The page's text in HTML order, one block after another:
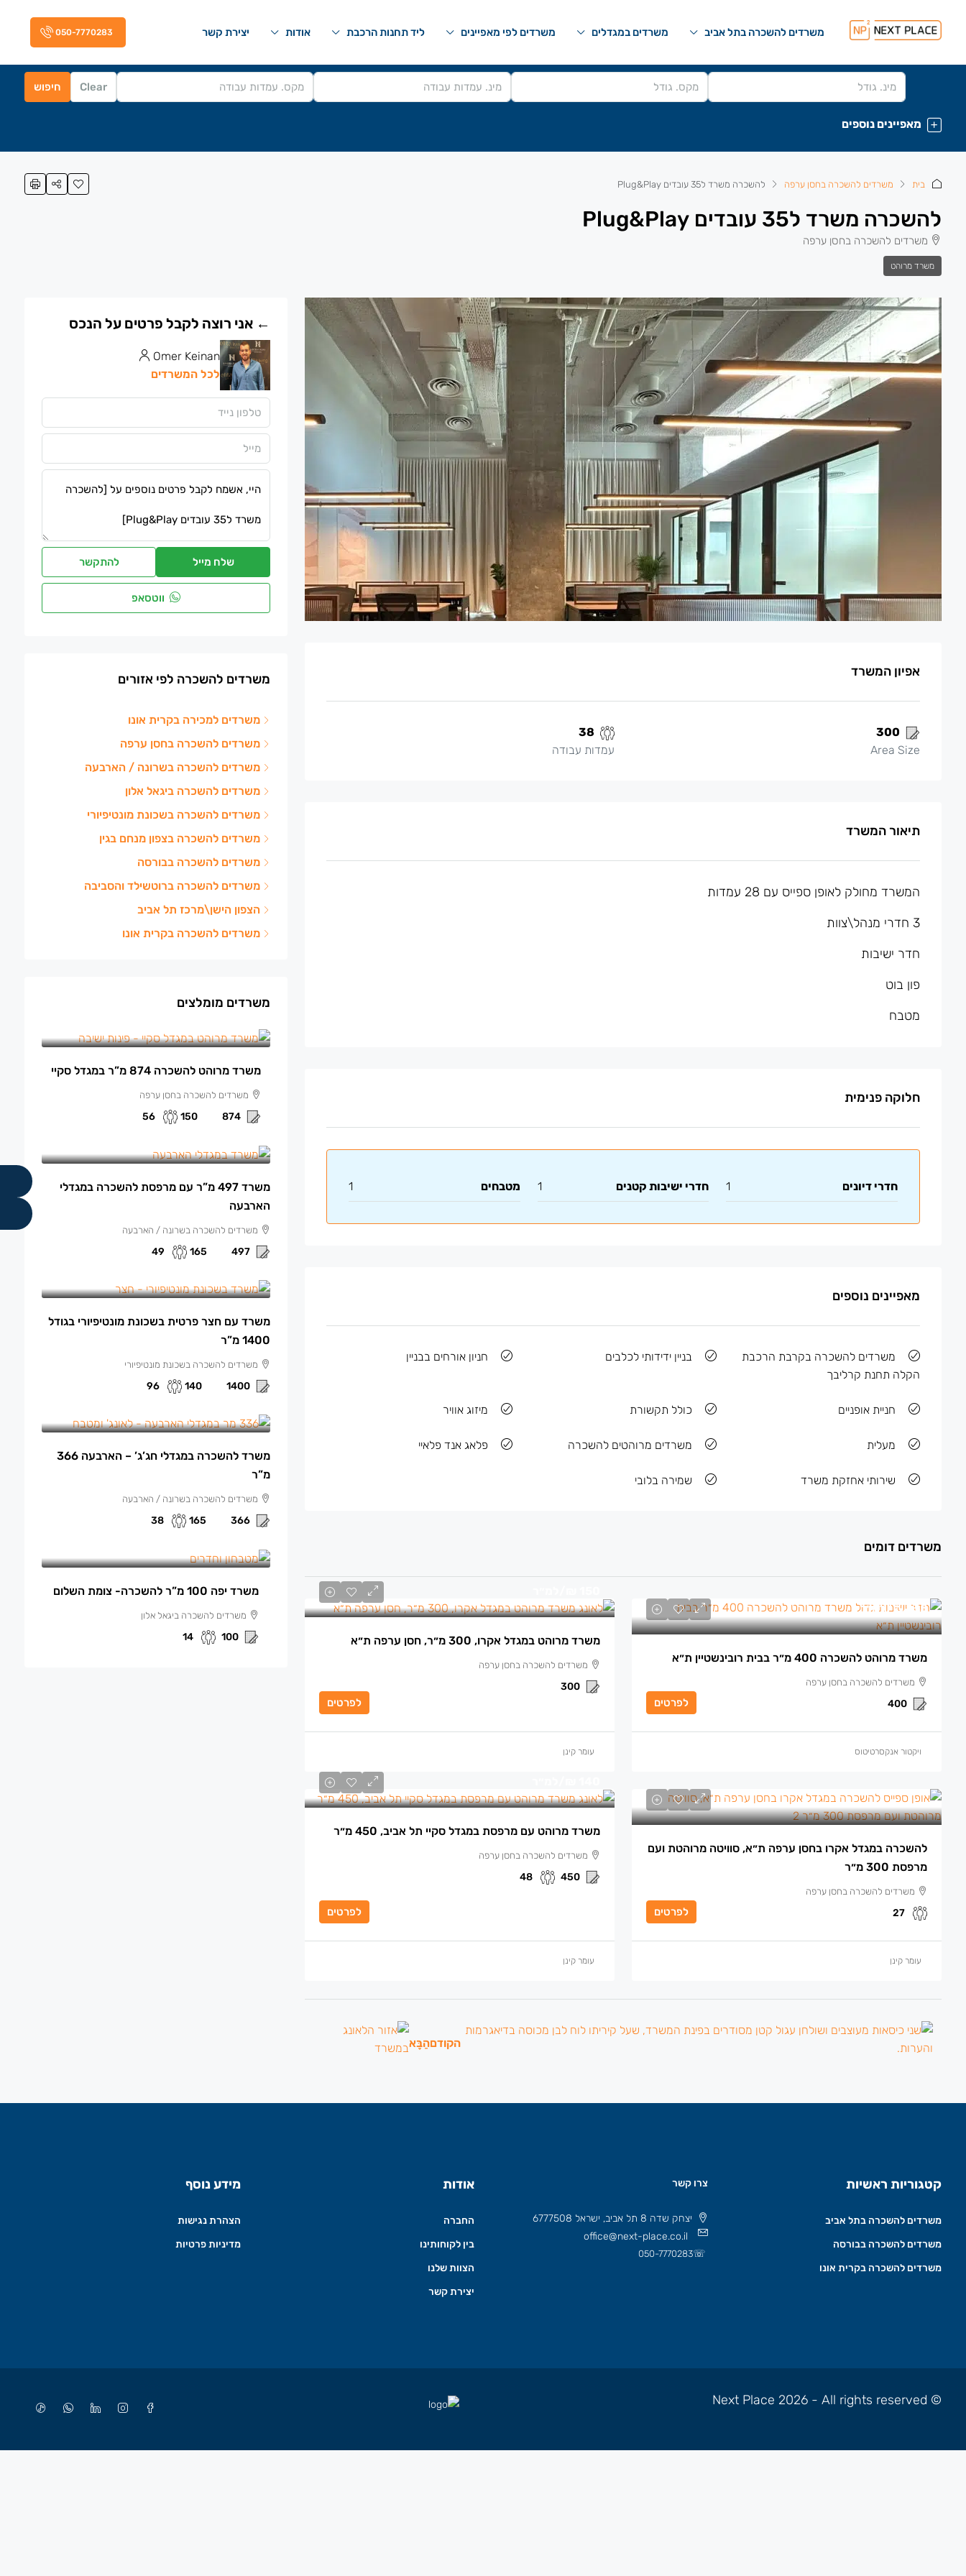
משרדים להשכרה בתל אביב משרדים במגדלים משרדים לפי מאפיינים ליד תחנות הרכבת אודות יצירת קשר 050-7770283
Clear חיפוש
מאפיינים נוספים
בית משרדים להשכרה בחסן ערפה להשכרה משרד ל35 עובדים Plug&Play
להשכרה משרד ל35 עובדים Plug&Play
משרדים להשכרה בחסן ערפה
משרד מרוהט
אפיון המשרד
300
Area Size
38
עמדות עבודה
תיאור המשרד
המשרד מחולק לאופן ספייס עם 28 עמדות
3 חדרי מנהל\צוות
חדר ישיבות
פון בוט
מטבח
חלוקה פנימית
חדרי דיונים 1 חדרי ישיבות קטנים 1 מטבחים 1
מאפיינים נוספים
משרדים להשכרה בקרבת הרכבת
הקלה תחנת קרליבך
בניין ידידותי לכלבים חניון אורחים בבניין
חניית אופניים כולל תקשורת מיזוג אוויר
מעלית משרדים מרוהטים להשכרה פלאג אנד פלאיי
שירותי אחזקת משרד שמירה בלובי
משרדים דומים
135 ₪ /למ״ר
משרד מרוהט להשכרה 400 מ״ר בבית רובינשטיין ת״א
משרדים להשכרה בחסן ערפה
400 לפרטים
ויקטור אנקסרטיטוס
משרד מרוהט במגדל אקרו, 300 מ״ר, חסן ערפה ת״א
משרדים להשכרה בחסן ערפה
300
לפרטים
עומר קינן
להשכרה במגדל אקרו בחסן ערפה ת״א, סוויטה מרוהטת ועם
מרפסת 300 מ״ר
משרדים להשכרה בחסן ערפה
27 לפרטים
עומר קינן
משרד מרוהט עם מרפסת במגדל סקיי תל אביב, 450 מ״ר
משרדים להשכרה בחסן ערפה
450
48
לפרטים
עומר קינן
הקודםהַבָּא
Omer Keinan
לכל המשרדים
שלח מייל להתקשר
ווטסאפ
משרדים להשכרה לפי אזורים
משרדים למכירה בקרית אונו
משרדים להשכרה בחסן ערפה
משרדים להשכרה בשרונה / הארבעה
משרדים להשכרה ביגאל אלון
משרדים להשכרה בשכונת מונטיפיורי
משרדים להשכרה בצפון מנחם בגין
משרדים להשכרה בבורסה
משרדים להשכרה ברוטשילד והסביבה
הצפון הישן\מרכז תל אביב
משרדים להשכרה בקרית אונו
משרדים מומלצים
משרד מרוהט להשכרה 874 מ”ר במגדל סקיי
משרדים להשכרה בחסן ערפה
874
150
56
משרד 497 מ”ר עם מרפסת להשכרה במגדלי
הארבעה
משרדים להשכרה בשרונה / הארבעה
497
165
49
משרד עם חצר פרטית בשכונת מונטיפיורי בגודל
1400 מ”ר
משרדים להשכרה בשכונת מונטיפיורי
1400
140
96
משרד להשכרה במגדלי חג’ג’ – הארבעה 366
מ”ר
משרדים להשכרה בשרונה / הארבעה
366
165
38
משרד יפה 100 מ”ר להשכרה- צומת השלום
משרדים להשכרה ביגאל אלון
100
14
קטגוריות ראשיות
משרדים להשכרה בתל אביב
משרדים להשכרה בבורסה
משרדים להשכרה בקרית אונו
צרו קשר
יצחק שדה 8 תל אביב, ישראל 6777508
office@next-place.co.il
☏
050-7770283
אודות
החברה
בין לקוחותינו
הצוות שלנו
יצירת קשר
מידע נוסף
הצהרת נגישות
מדיניות פרטיות
© Next Place 2026 - All rights reserved